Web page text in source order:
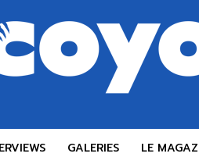
GALERIES LE